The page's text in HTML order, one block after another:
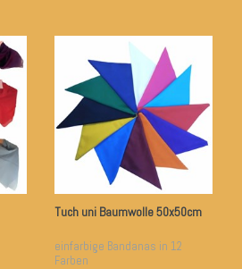
Tuch uni Baumwolle 50x50cm
einfarbige Bandanas in 12
Farben